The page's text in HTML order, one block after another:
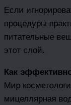
Если
процедуры
питательные
этот слой.
Как
Мир
мицеллярная